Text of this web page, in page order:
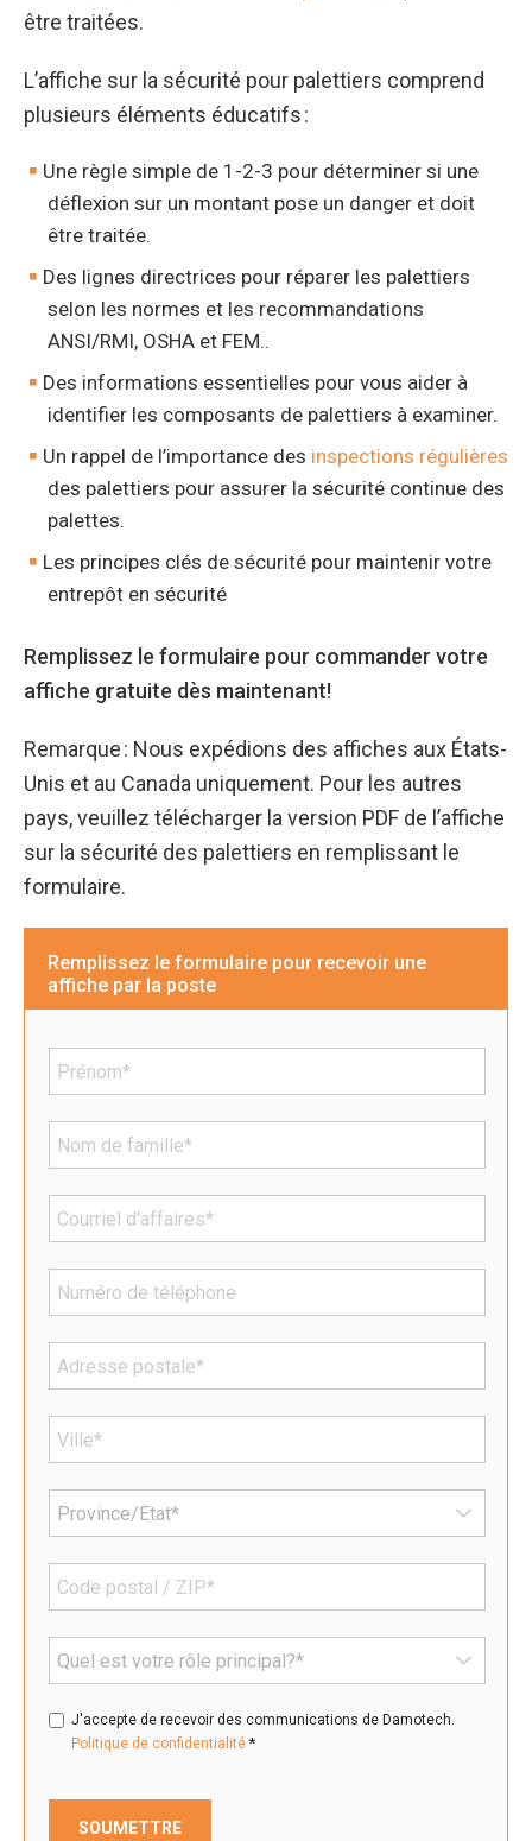
être traitées.
L’affiche sur la sécurité pour palettiers comprend
plusieurs éléments éducatifs :
Une règle simple de 1-2-3 pour déterminer si une
déflexion sur un montant pose un danger et doit
être traitée.
Des lignes directrices pour réparer les palettiers
selon les normes et les recommandations
ANSI/RMI, OSHA et FEM..
Des informations essentielles pour vous aider à
identifier les composants de palettiers à examiner.
Un rappel de l’importance des inspections régulières
des palettiers pour assurer la sécurité continue des
palettes.
Les principes clés de sécurité pour maintenir votre
entrepôt en sécurité
Remplissez le formulaire pour commander votre
affiche gratuite dès maintenant!
Remarque : Nous expédions des affiches aux États-
Unis et au Canada uniquement. Pour les autres
pays, veuillez télécharger la version PDF de l’affiche
sur la sécurité des palettiers en remplissant le
formulaire.
Remplissez le formulaire pour recevoir une
affiche par la poste
J'accepte de recevoir des communications de Damotech.
Politique de confidentialité *